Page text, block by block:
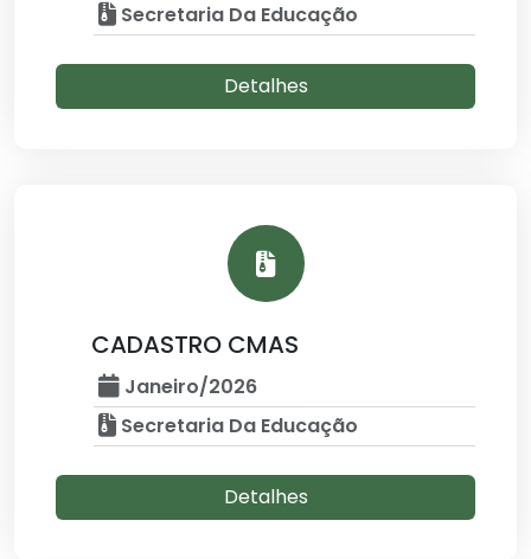
Secretaria Da Educação
Detalhes
CADASTRO CMAS
Janeiro/2026
Secretaria Da Educação
Detalhes